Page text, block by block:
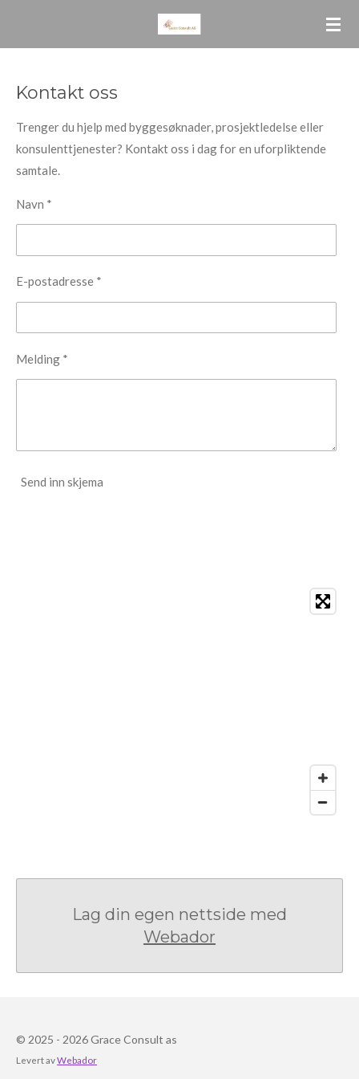
Kontakt oss
Trenger du hjelp med byggesøknader, prosjektledelse eller
konsulenttjenester? Kontakt oss i dag for en uforpliktende
samtale.
Navn *
E-postadresse *
Melding *
Send inn skjema
Lag din egen nettside med
Webador
© 2025 - 2026 Grace Consult as
Levert avWebador